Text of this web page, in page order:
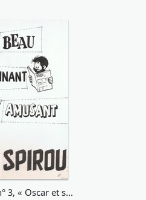
Tif et Tondu n° 3, « Oscar et ses Mystères », 1956.